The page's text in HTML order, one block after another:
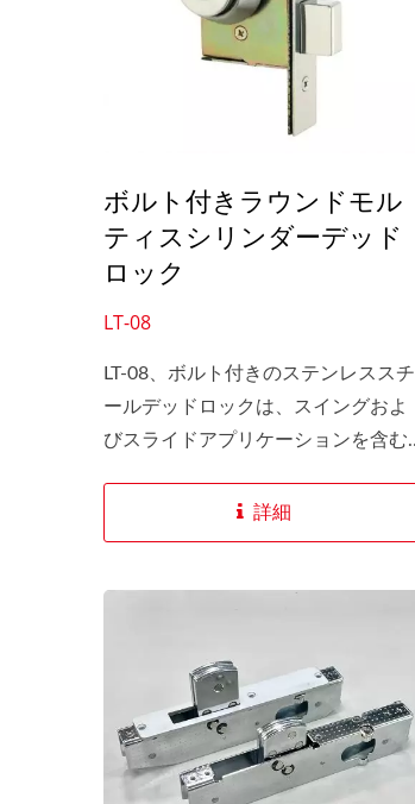
ボルト付きラウンドモル
ティスシリンダーデッド
ロック
LT-08
LT-08、ボルト付きのステンレススチ
ールデッドロックは、スイングおよ
びスライドアプリケーションを含む
のセキュリティデッドロックを提供
します。
詳細
SLIDEback 6